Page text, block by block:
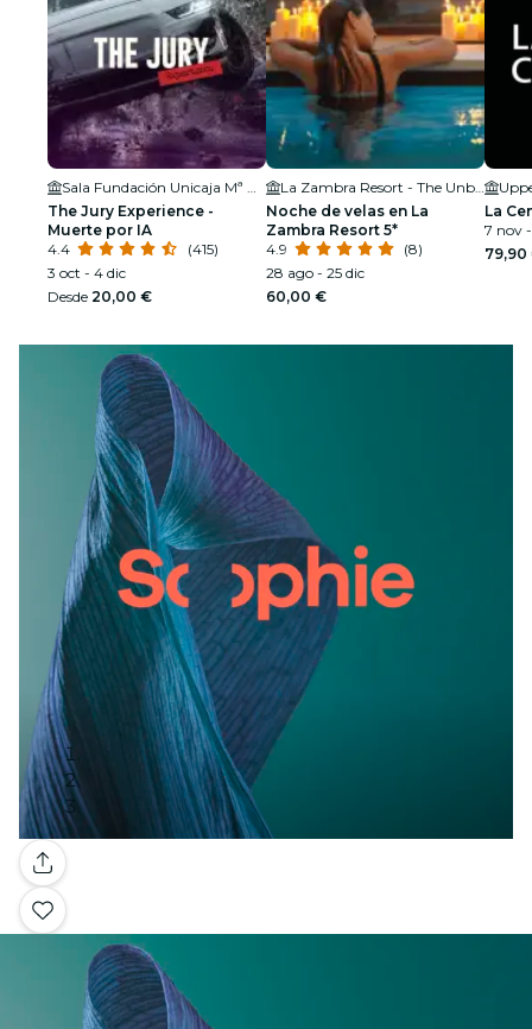
The Jury Experience -
Muerte por IA
4.4
(415)
3 oct - 4 dic
Desde 20,00 €
Noche de velas en La
Zambra Resort 5*
4.9
(8)
28 ago - 25 dic
60,00 €
La
7 nov
79,90
Galería